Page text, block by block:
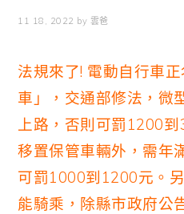
11 18, 2022 by 雲爸
法規來了! 電動自行車
車」，交通部修法，微
上路，否則可罰1200到
移置保管車輛外，需年
可罰1000到1200元。
能騎乘，除縣市政府公